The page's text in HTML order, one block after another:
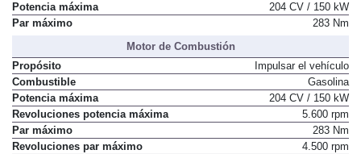
Potencia máxima
204 CV / 150 kW
Par máximo
283 Nm
Motor de Combustión
Propósito
Impulsar el vehículo
Combustible
Gasolina
Potencia máxima
204 CV / 150 kW
Revoluciones potencia máxima
5.600 rpm
Par máximo
283 Nm
Revoluciones par máximo
4.500 rpm